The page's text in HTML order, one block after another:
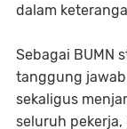
dalam
Sebagai BUMN
tanggung
sekaligus
seluruh